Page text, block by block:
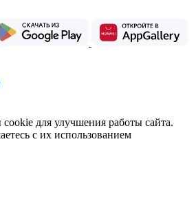
для улучшения работы сайта.
с их использованием